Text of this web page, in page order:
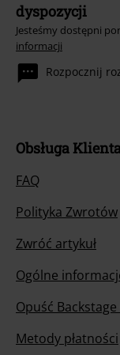
dyspozycji
Jesteśmy dostępni
informacji
Rozpocznij
Obsługa
FAQ
Polityka Zwrotów
Zwróć artykuł
Ogólne
Opuść Backstage
Metody płatności